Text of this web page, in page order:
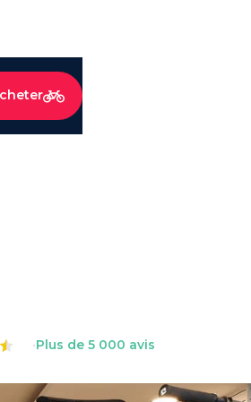
RÉVISION
•Plus de 5 000 avis